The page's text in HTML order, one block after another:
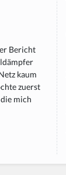
Bericht
kaum
zuerst
mich